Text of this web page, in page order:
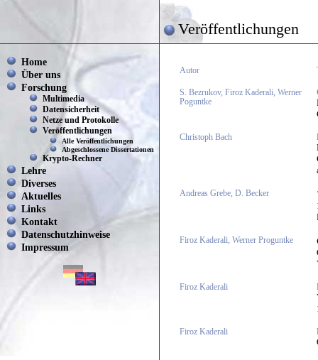
Veröffentlichungen
Home
Über uns
Forschung
Multimedia
Datensicherheit
Netze und Protokolle
Veröffentlichungen
Alle Veröffentlichungen
Abgeschlossene Dissertationen
Krypto-Rechner
Lehre
Diverses
Aktuelles
Links
Kontakt
Datenschutzhinweise
Impressum
Autor
S. Bezrukov, Firoz Kaderali, Werner
Poguntke
Christoph Bach
Andreas Grebe, D. Becker
Firoz Kaderali, Werner Proguntke
Firoz Kaderali
Firoz Kaderali